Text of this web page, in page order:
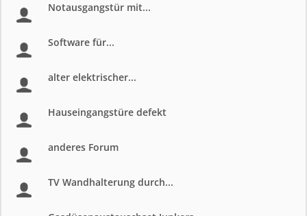
Notausgangstür mit...
Software für...
alter elektrischer...
Hauseingangstüre defekt
anderes Forum
TV Wandhalterung durch...